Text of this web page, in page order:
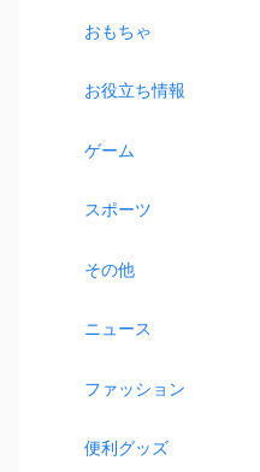
おもちゃ
お役立ち情報
ゲーム
スポーツ
その他
ニュース
ファッション
便利グッズ